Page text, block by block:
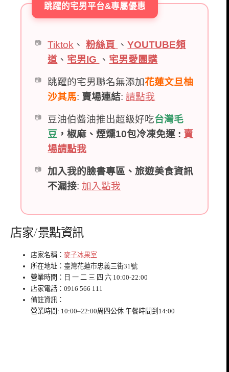
跳躍的宅男平台&專屬優惠
Tiktok 、粉絲頁 、YOUTUBE頻
道 、 宅男IG 、 宅男愛團購
跳躍的宅男聯名無添加花蓮文旦柚
沙其馬: 賣場連結:請點我
豆油伯醬油推出超級好吃台灣毛
豆 ，椒麻、煙燻10包冷凍免運 : 賣
場請點我
加入我的臉書專區、旅遊美食資訊
不漏接: 加入點我
店家/景點資訊
店家名稱： 麥子冰果室
所在地址：臺灣花蓮市忠義三街31號
營業時間：日 一 二 三 四 六 10:00-22:00
店家電話：0916 566 111
備註資訊：
營業時間: 10:00–22:00周四公休 午餐時間到14:00